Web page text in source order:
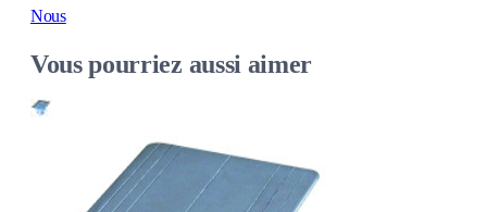
Nous
Vous pourriez aussi aimer